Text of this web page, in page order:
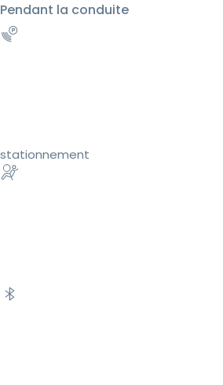
Pendant la conduite
stationnement